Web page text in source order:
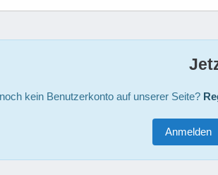
kein Benutzerkonto auf unserer Seite?
Anmelden